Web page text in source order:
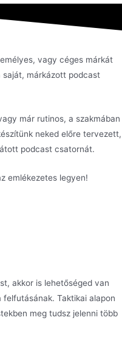
vagy céges márkát
saját, márkázott podcast
már rutinos, a szakmában
neked előre tervezett,
podcast csatornát.
emlékezetes legyen!
akkor is lehetőséged van
Taktikai alapon
meg tudsz jelenni több